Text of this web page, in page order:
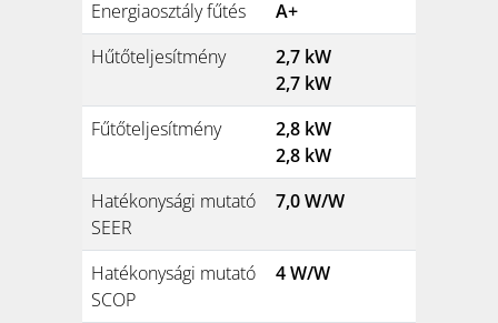
Energiaosztály fűtés
A+
Hűtőteljesítmény
2,7 kW
2,7 kW
Fűtőteljesítmény
2,8 kW
2,8 kW
Hatékonysági mutató
SEER
7,0 W/W
Hatékonysági mutató
SCOP
4 W/W